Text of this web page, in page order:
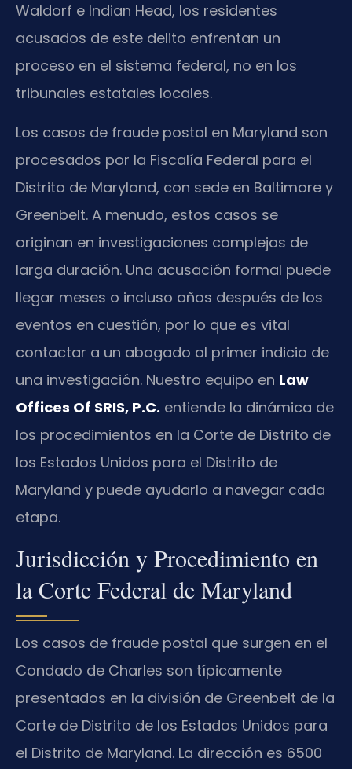
Waldorf e Indian Head, los residentes
acusados de este delito enfrentan un
proceso en el sistema federal, no en los
tribunales estatales locales.
Los casos de fraude postal en Maryland son
procesados por la Fiscalía Federal para el
Distrito de Maryland, con sede en Baltimore y
Greenbelt. A menudo, estos casos se
originan en investigaciones complejas de
larga duración. Una acusación formal puede
llegar meses o incluso años después de los
eventos en cuestión, por lo que es vital
contactar a un abogado al primer indicio de
una investigación. Nuestro equipo en Law
Offices Of SRIS, P.C. entiende la dinámica de
los procedimientos en la Corte de Distrito de
los Estados Unidos para el Distrito de
Maryland y puede ayudarlo a navegar cada
etapa.
Jurisdicción y Procedimiento en
la Corte Federal de Maryland
Los casos de fraude postal que surgen en el
Condado de Charles son típicamente
presentados en la división de Greenbelt de la
Corte de Distrito de los Estados Unidos para
el Distrito de Maryland. La dirección es 6500